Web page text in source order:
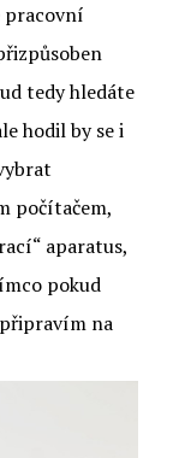
pracovní
tedy hledáte
hodil by se i
počítačem,
aparatus,
pokud
na